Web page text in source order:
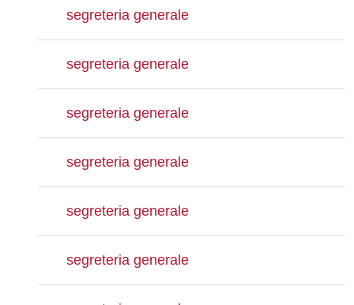
segreteria generale
segreteria generale
segreteria generale
segreteria generale
segreteria generale
segreteria generale